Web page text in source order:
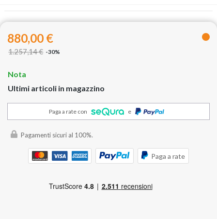
880,00 €
1.257,14 € -30%
Nota
Ultimi articoli in magazzino
Paga a rate con e
Pagamenti sicuri al 100%.
Paga a rate